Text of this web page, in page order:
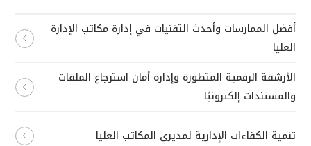
أفضل الممارسات وأحدث التقنيات في إدارة مكاتب الإدارة
العليا
الأرشفة الرقمية المتطورة وإدارة أمان استرجاع الملفات
والمستندات إلكترونيًا
تنمية الكفاءات الإدارية لمديري المكاتب العليا